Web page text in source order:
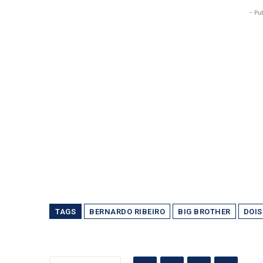
-
TAGS BERNARDO RIBEIRO BIG BROTHER